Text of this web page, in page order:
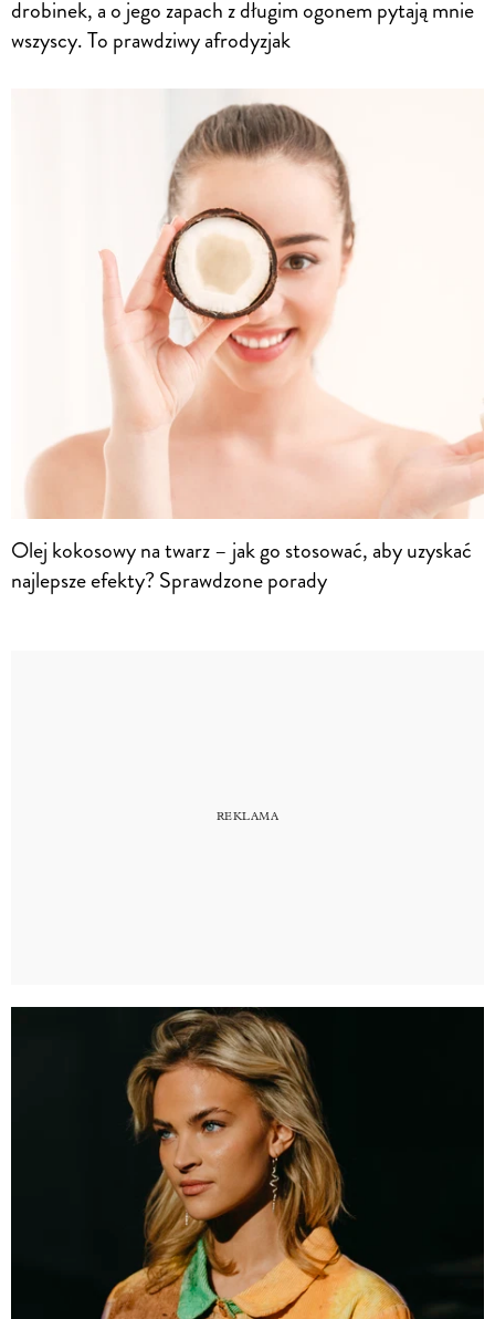
drobinek, a o jego zapach z długim ogonem pytają mnie
wszyscy. To prawdziwy afrodyzjak
Olej kokosowy na twarz – jak go stosować, aby uzyskać
najlepsze efekty? Sprawdzone porady